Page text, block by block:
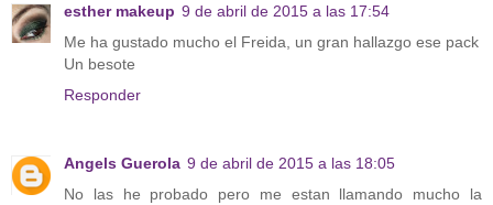
esther makeup 9 de abril de 2015 a las 17:54
Me ha gustado mucho el Freida, un gran hallazgo ese pack
Un besote
Responder
Angels Guerola 9 de abril de 2015 a las 18:05
No las he probado pero me estan llamando mucho la